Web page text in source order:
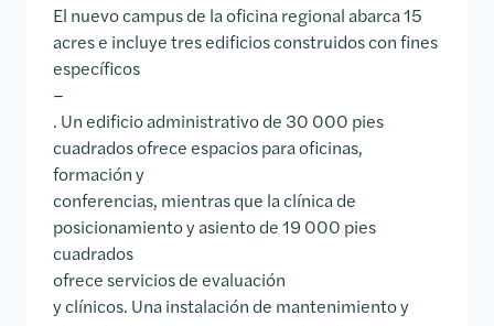
El nuevo campus de la oficina regional abarca 15
acres e incluye tres edificios construidos con fines
específicos
–
. Un edificio administrativo de 30 000 pies
cuadrados ofrece espacios para oficinas,
formación y
conferencias, mientras que la clínica de
posicionamiento y asiento de 19 000 pies
cuadrados
ofrece servicios de evaluación
y clínicos. Una instalación de mantenimiento y